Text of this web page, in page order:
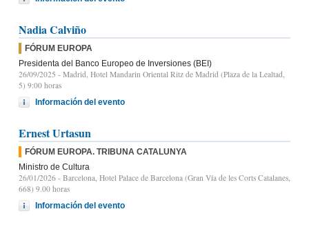
Nadia Calviño
FÓRUM EUROPA
Presidenta del Banco Europeo de Inversiones (BEI)
26/09/2025 - Madrid, Hotel Mandarin Oriental Ritz de Madrid (Plaza de la Lealtad,
5) 9:00 horas
Información del evento
Ernest Urtasun
FÓRUM EUROPA. TRIBUNA CATALUNYA
Ministro de Cultura
26/01/2026 - Barcelona, Hotel Palace de Barcelona (Gran Vía de les Corts Catalanes,
668) 9.00 horas
Información del evento